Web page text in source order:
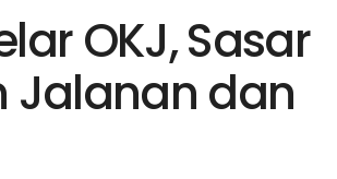
OKJ, Sasar
Jalanan dan